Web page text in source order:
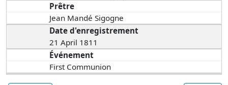
Prêtre
Jean Mandé Sigogne
Date d'enregistrement
21 April 1811
Événement
First Communion